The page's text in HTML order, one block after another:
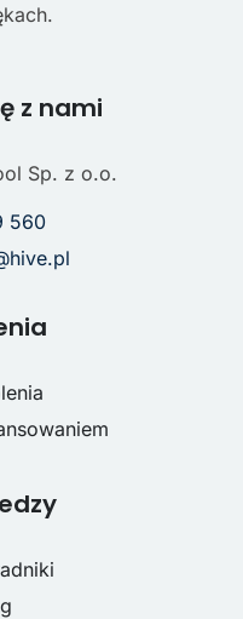
z nami
Sp. z o.o.
560